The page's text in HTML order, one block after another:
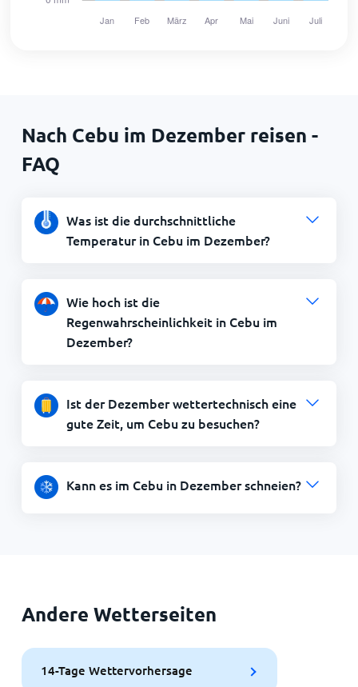
Nach Cebu im Dezember reisen -
FAQ
Was ist die durchschnittliche
Temperatur in Cebu im Dezember?
Wie hoch ist die
Regenwahrscheinlichkeit in Cebu im
Dezember?
Ist der Dezember wettertechnisch eine
gute Zeit, um Cebu zu besuchen?
Kann es im Cebu in Dezember schneien?
Andere Wetterseiten
14-Tage Wettervorhersage